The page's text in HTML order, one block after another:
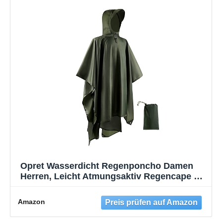
Opret Wasserdicht Regenponcho Damen
Herren, Leicht Atmungsaktiv Regencape 3-
Regenschutz Regen Poncho für Wandern
und Camping
Amazon